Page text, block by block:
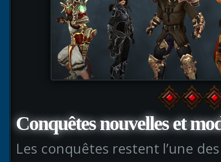
Conquêtes nouvelles et
Les conquêtes restent l’une